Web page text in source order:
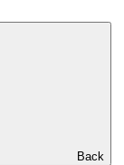
Back